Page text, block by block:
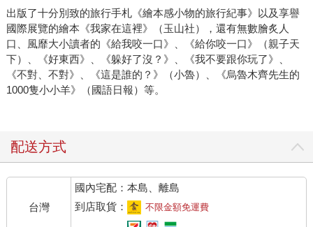
出版了十分別致的旅行手札《繪本感小物的旅行紀事》以及享譽
國際展覽的繪本《我家在這裡》（玉山社），還有無數膾炙人
口、風靡大小讀者的《給我咬一口》、《給你咬一口》（親子天
下）、《好東西》、《躲好了沒？》、《我不要跟你玩了》、
《不對、不對》、《這是誰的？》（小魯）、《烏魯木齊先生的
1000隻小小羊》（國語日報）等。
配送方式
台灣
國內宅配：本島、離島
到店取貨：
不限金額免運費